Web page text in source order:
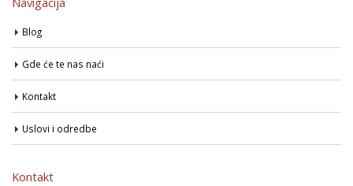
Blog
Gde će te nas naći
Kontakt
Uslovi i odredbe
Kontakt